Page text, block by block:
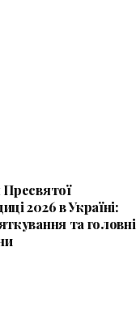
Пресвятої
2026 в Україні:
та головні